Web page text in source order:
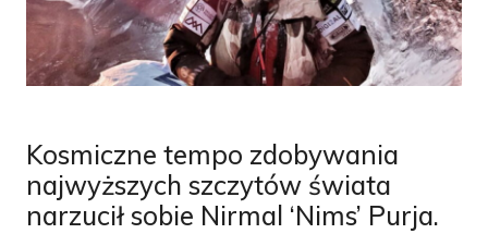
Kosmiczne tempo zdobywania
najwyższych szczytów świata
narzucił sobie Nirmal ‘Nims’ Purja.